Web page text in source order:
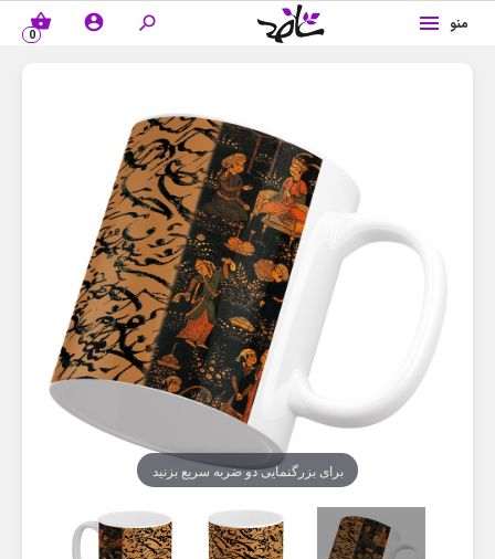
منو 
account_circle
shopping_basket
0
برای بزرگنمایی دو ضربه سریع بزنید